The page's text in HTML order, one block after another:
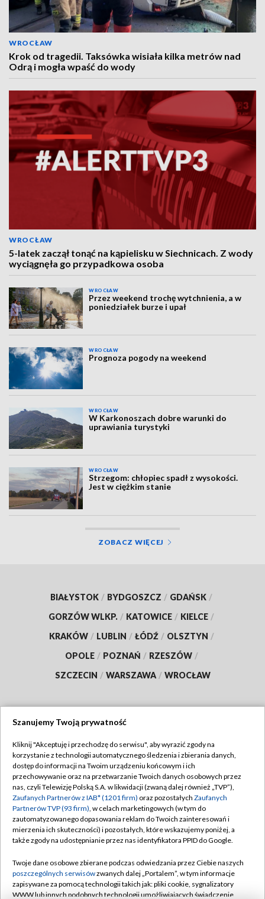
WROCŁAW
Krok od tragedii. Taksówka wisiała kilka metrów nad
Odrą i mogła wpaść do wody
WROCŁAW
5-latek zaczął tonąć na kąpielisku w Siechnicach. Z wody
wyciągnęła go przypadkowa osoba
WROCŁAW
Przez weekend trochę wytchnienia, a w
poniedziałek burze i upał
WROCŁAW
Prognoza pogody na weekend
WROCŁAW
W Karkonoszach dobre warunki do
uprawiania turystyki
WROCŁAW
Strzegom: chłopiec spadł z wysokości.
Jest w ciężkim stanie
ZOBACZ WIĘCEJ
BIAŁYSTOK / BYDGOSZCZ / GDAŃSK /
GORZÓW WLKP. / KATOWICE / KIELCE /
KRAKÓW / LUBLIN / ŁÓDŹ / OLSZTYN /
OPOLE / POZNAŃ / RZESZÓW /
SZCZECIN / WARSZAWA / WROCŁAW
TVP
Abonament TVP
Emisja w TVP
Centrum informacji TVP
Naziemna Telewizja Cyfrowa
Rada Programowa
System NOS
Regulamin TVP
Polityka prywatności
Moje zgody
Pomoc
Kontakt
Szanujemy Twoją prywatność
Kliknij "Akceptuję i przechodzę do serwisu", aby wyrazić zgody na
korzystanie z technologii automatycznego śledzenia i zbierania danych,
dostęp do informacji na Twoim urządzeniu końcowym i ich
przechowywanie oraz na przetwarzanie Twoich danych osobowych przez
nas, czyli Telewizję Polską S.A. w likwidacji (zwaną dalej również „TVP”),
Zaufanych Partnerów z IAB* (1201 firm) oraz pozostałych Zaufanych
Partnerów TVP (93 firm), w celach marketingowych (w tym do
zautomatyzowanego dopasowania reklam do Twoich zainteresowań i
mierzenia ich skuteczności) i pozostałych, które wskazujemy poniżej, a
także zgody na udostępnianie przez nas identyfikatora PPID do Google.
Twoje dane osobowe zbierane podczas odwiedzania przez Ciebie naszych
poszczególnych serwisówzwanych dalej „Portalem”, w tym informacje
zapisywane za pomocą technologii takich jak: pliki cookie, sygnalizatory
WWW lub innych podobnych technologii umożliwiających świadczenie